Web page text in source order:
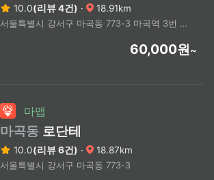
10.0(리뷰 4건) · 18.91km
서울특별시 강서구 마곡동 773-3 마곡역 3번 출구
60,000원~
마맵
마곡동 로단테
10.0(리뷰 6건) · 18.87km
서울특별시 강서구 마곡동 773-3